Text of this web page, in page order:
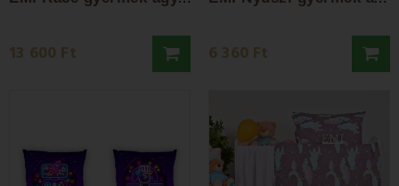
13 600 Ft 6 360 Ft